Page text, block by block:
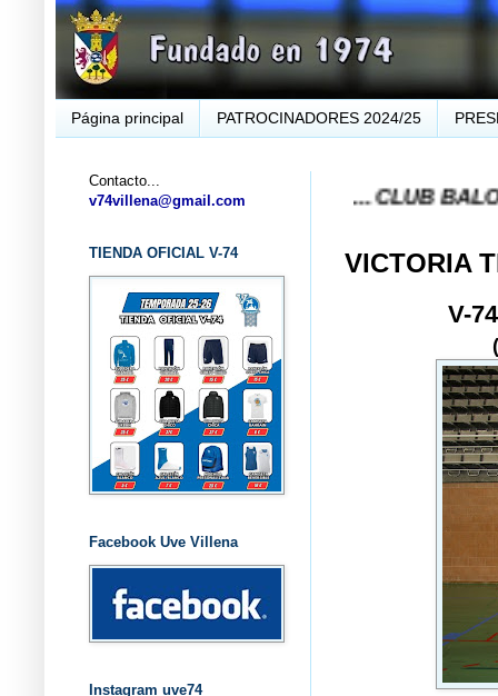
Página principal PATROCINADORES 2024/25
... CLUB
VICTORIA
V-
Contacto...
v74villena@gmail.com
TIENDA OFICIAL V-74
Facebook Uve Villena
Instagram uve74